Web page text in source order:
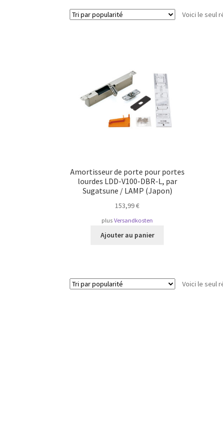
Voici le seul
Amortisseur de porte pour portes
lourdes LDD-V100-DBR-L, par
Sugatsune / LAMP (Japon)
153,99€
plusVersandkosten
Ajouter au panier
Voici le seul